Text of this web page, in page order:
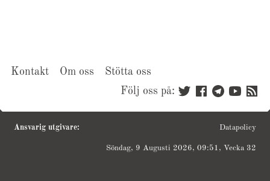
Kontakt Om oss
Stötta oss
Följ oss på:
Ansvarig utgivare: Datapolicy
Söndag, 9 Augusti 2026, 09:51, Vecka 32